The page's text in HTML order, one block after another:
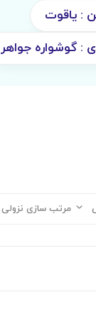
: یاقوت
: گوشواره جواهر
مرتب سازی نزولی